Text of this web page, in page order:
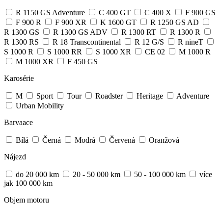
R 1150 GS Adventure C 400 GT C 400 X
F 900 GS
F 900 R
F 900 XR K 1600 GT
R 1250 GS AD
R 1300 GS
R 1300 GS ADV R 1300 RT
R 1300 R
R 1300 RS
R 18 Transcontinental R 12 G/S
R nineT
S 1000 R
S 1000 RR S 1000 XR CE 02
M 1000 R
M 1000 XR
F 450 GS
Karosérie
M Sport Tour Roadster Heritage
Adventure
Urban Mobility
Barvaace
Bílá Černá Modrá Červená
Oranžová
Nájezd
do 20 000 km 20 - 50 000 km 50 - 100 000 km
více
jak 100 000 km
Objem motoru